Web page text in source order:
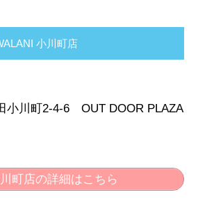
小川町店
小川町2-4-6 OUT DOOR PLAZA
町店の詳細はこちら